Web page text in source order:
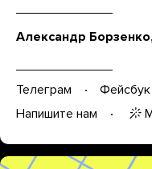
Александр
Телеграм Фейсбук
Напишите нам